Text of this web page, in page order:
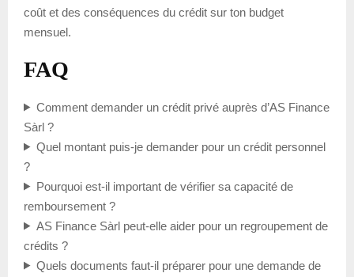
coût et des conséquences du crédit sur ton budget
mensuel.
FAQ
Comment demander un crédit privé auprès d’AS Finance
Sàrl ?
Quel montant puis-je demander pour un crédit personnel
?
Pourquoi est-il important de vérifier sa capacité de
remboursement ?
AS Finance Sàrl peut-elle aider pour un regroupement de
crédits ?
Quels documents faut-il préparer pour une demande de